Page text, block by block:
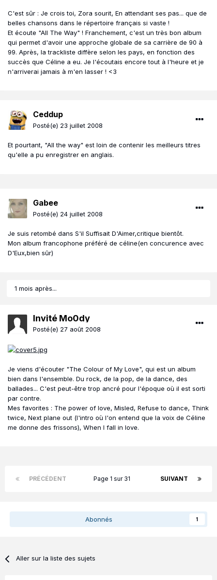
C'est sûr : Je crois toi, Zora sourit, En attendant ses pas... que de
belles chansons dans le répertoire français si vaste !
Et écoute "All The Way" ! Franchement, c'est un très bon album
qui permet d'avoir une approche globale de sa carrière de 90 à
99. Après, la trackliste diffère selon les pays, en fonction des
succès que Céline a eu. Je l'écoutais encore tout à l'heure et je
n'arriverai jamais à m'en lasser ! <3
Ceddup
Posté(e) 23 juillet 2008
Et pourtant, "All the way" est loin de contenir les meilleurs titres
qu'elle a pu enregistrer en anglais.
Gabee
Posté(e) 24 juillet 2008
Je suis retombé dans S'il Suffisait D'Aimer,critique bientôt.
Mon album francophone préféré de céline(en concurence avec
D'Eux,bien sûr)
1 mois après...
Invité Mo0dy
Posté(e) 27 août 2008
Je viens d'écouter "The Colour of My Love", qui est un album
bien dans l'ensemble. Du rock, de la pop, de la dance, des
ballades... C'est peut-être trop ancré pour l'époque où il est sorti
par contre.
Mes favorites : The power of love, Misled, Refuse to dance, Think
twice, Next plane out (l'intro où l'on entend que la voix de Céline
me donne des frissons), When I fall in love.
PRÉCÉDENT SUIVANT
Page 1 sur 31
Abonnés 1
Aller sur la liste des sujets